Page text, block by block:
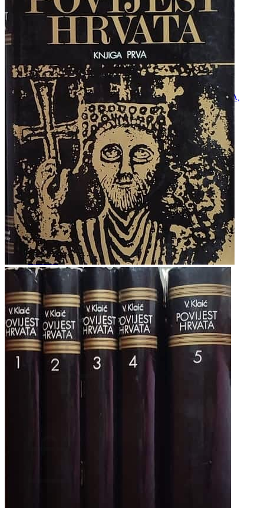
GLAZBENA UMJETNOST
KAZALIŠTE, FILM
OD KNJIŽEVNOST
DO RELIGIJA
KNJIŽEVNOST
LIKOVNA UMJETNOST
LJEKOVITO BILJE I ZDRAVLJE
MITOLOGIJA
POVIJEST I PUBLICISTIKA
PRIRODNE ZNANOSTI
PSIHOLOGIJA, POPULARNA PSIHOLOGIJA,
ALTERNATIVA
RAZNO
RELIGIJA
OD RJEČNIKA
DO ZEMLJOVIDA
RJEČNICI, GRAMATIKE, PRAVOPISI…
ŠAH
SPORT
STRIPOVI
TEHNIČKE ZNANOSTI
TEORIJA I POVIJEST KNJIŽEVNOSTI
VEDUTE
ZAGREB
ZEMLJOVIDI
Otkup knjiga
O nama
Novosti
AKCIJA
Pretraži: